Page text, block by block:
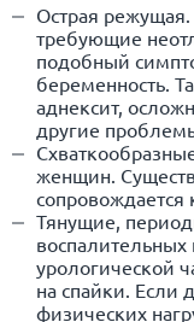
Острая режущая.
требующие
подобный
беременность.
аднексит,
другие
женщин.
Тянущие,
воспалительных
урологической
на спайки. Если
физических